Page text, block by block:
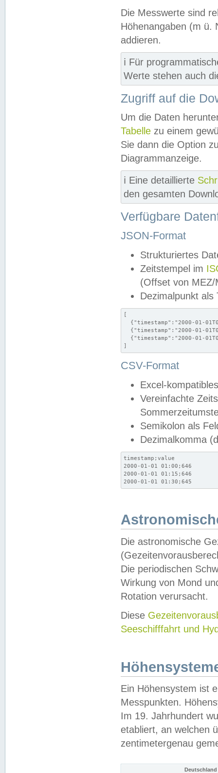
Die Messwerte sind
Höhenangaben (m ü.
addieren.
ℹ️ Für
Werte stehen auch
Zugriff auf die
Um die Daten
Tabelle zu einem
Sie dann die Option
Diagrammanzeige.
ℹ️ Eine detaillierte
den gesamten
Verfügbare
JSON-Format
Strukturiertes
Zeitstempel im
(Offset von MEZ/
Dezimalpunkt als
[
{"timestamp":"2000-01-
{"timestamp":"2000-01-
{"timestamp":"2000-01-
]
CSV-Format
Excel-
Vereinfachte
Semikolon als
Dezimalkomma
timestamp;value
2000-01-01 01:00;646
2000-01-01 01:15;646
2000-01-01 01:30;645
Die astronomische
Die periodischen
Wirkung von Mond
Rotation verursacht.
Diese
Seeschifffahrt und
Ein Höhensystem ist
Messpunkten.
Im 19. Jahrhundert
etabliert, an welchen
zentimetergenau